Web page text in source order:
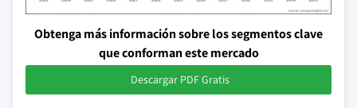
Obtenga más información sobre los segmentos clave
que conforman este mercado
Descargar PDF Gratis